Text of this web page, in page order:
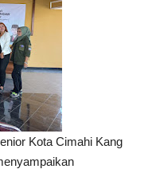
Kota Cimahi Kang